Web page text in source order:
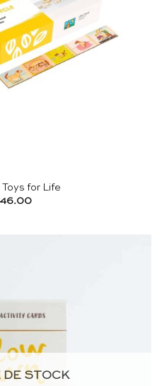
Toys for Life
46.00
DE STOCK